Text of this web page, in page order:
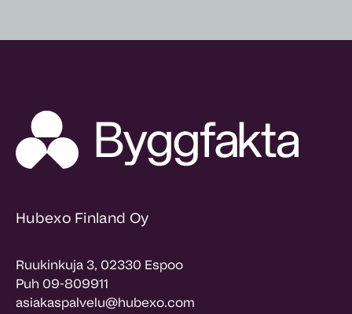
Hubexo Finland Oy
Ruukinkuja 3, 02330 Espoo
Puh 09-809911
asiakaspalvelu@hubexo.com